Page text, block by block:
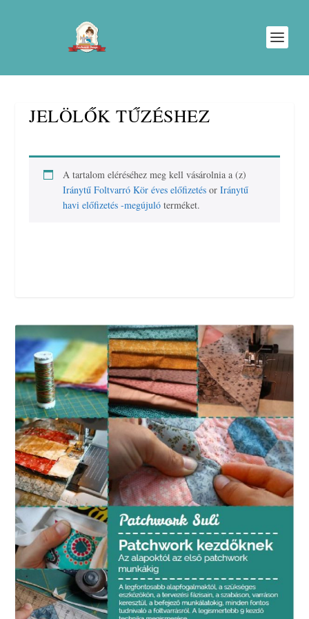
JELÖLŐK TŰZÉSHEZ
A tartalom eléréséhez meg kell vásárolnia a (z)
Iránytű Foltvarró Kör éves előfizetés orIránytű
havi előfizetés -megújuló terméket.